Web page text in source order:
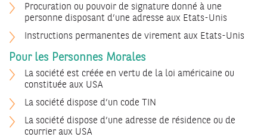
Procuration ou pouvoir de signature donné à une
personne disposant d’une adresse aux Etats-Unis
Instructions permanentes de virement aux Etats-Unis
Pour les Personnes Morales
La société est créée en vertu de la loi américaine ou
constituée aux USA
La société dispose d’un code TIN
La société dispose d’une adresse de résidence ou de
courrier aux USA